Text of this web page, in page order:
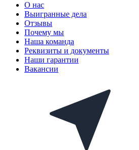
О нас
Выигранные дела
Отзывы
Почему мы
Наша команда
Реквизиты и документы
Наши гарантии
Вакансии